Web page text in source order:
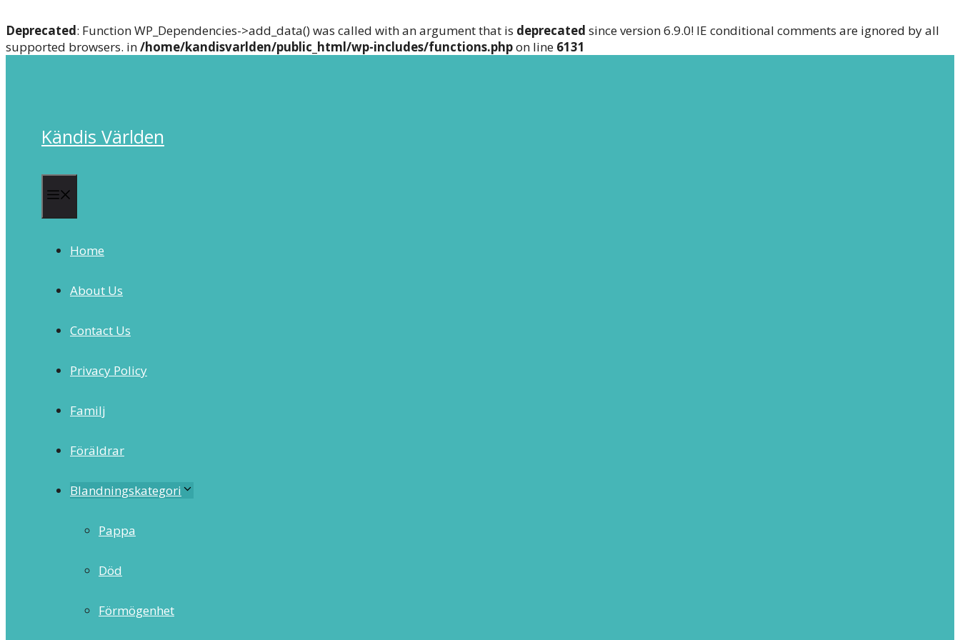
Deprecated: Function WP_Dependencies->add_data() was called with an argument that is deprecated since version 6.9.0! IE conditional comments are ignored by all
supported browsers. in/home/kandisvarlden/public_html/wp-includes/functions.phpon line 6131
Kändis Världen
Home
About Us
Contact Us
Privacy Policy
Familj
Föräldrar
Blandningskategori
Pappa
Död
Förmögenhet